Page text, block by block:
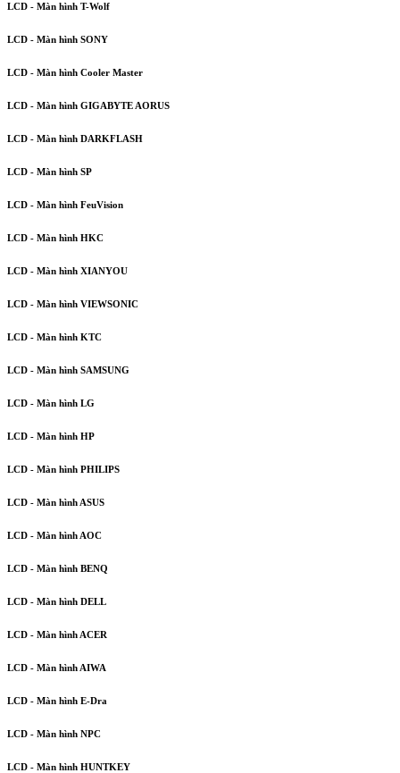
LCD - Màn hình T-Wolf
LCD - Màn hình SONY
LCD - Màn hình Cooler Master
LCD - Màn hình GIGABYTE AORUS
LCD - Màn hình DARKFLASH
LCD - Màn hình SP
LCD - Màn hình FeuVision
LCD - Màn hình HKC
LCD - Màn hình XIANYOU
LCD - Màn hình VIEWSONIC
LCD - Màn hình KTC
LCD - Màn hình SAMSUNG
LCD - Màn hình LG
LCD - Màn hình HP
LCD - Màn hình PHILIPS
LCD - Màn hình ASUS
LCD - Màn hình AOC
LCD - Màn hình BENQ
LCD - Màn hình DELL
LCD - Màn hình ACER
LCD - Màn hình AIWA
LCD - Màn hình E-Dra
LCD - Màn hình NPC
LCD - Màn hình HUNTKEY